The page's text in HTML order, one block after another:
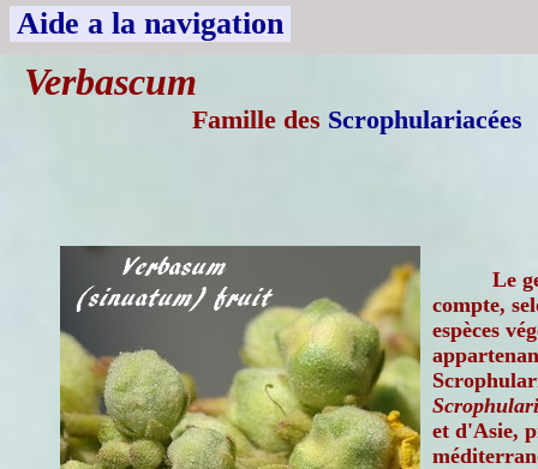
Aide a la navigation
Verbascum
Famille des Scrophulariacées
Le
compte,
espèces
et d'Asie,